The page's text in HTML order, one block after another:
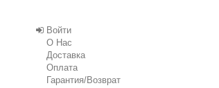
Войти
О Нас
Доставка
Оплата
Гарантия/Возврат